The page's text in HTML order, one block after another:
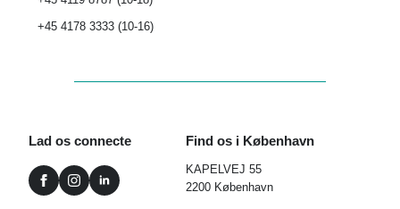
+45 4178 3333 (10-16)
Lad os connecte Find os i København
KAPELVEJ 55
2200 København